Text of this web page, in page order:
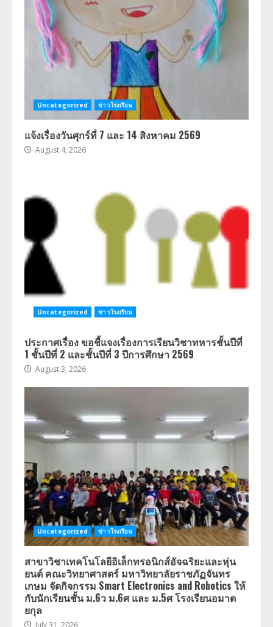
Uncategorized ข่าวโรงเรียน
แจ้งเรื่องวันศุกร์ที่ 7 และ 14 สิงหาคม 2569
August 4, 2026
Uncategorized ข่าวโรงเรียน
ประกาศเรื่อง ขอชี้แจงเรื่องการเรียนวิชาทหารชั้นปีที่
1 ชั้นปีที่ 2 และชั้นปีที่ 3 ปีการศึกษา 2569
August 3, 2026
Uncategorized ข่าวโรงเรียน
สาขาวิชาเทคโนโลยีอิเล็กทรอนิกส์อัจฉริยะและหุ่น
ยนต์ คณะวิทยาศาสตร์ มหาวิทยาลัยราชภัฏจันทร
เกษม จัดกิจกรรม Smart Electronics and Robotics ให้
กับนักเรียนชั้น ม.6ว ม.6ศ และ ม.5ศ โรงเรียนอมาต
ยกุล
July 31, 2026